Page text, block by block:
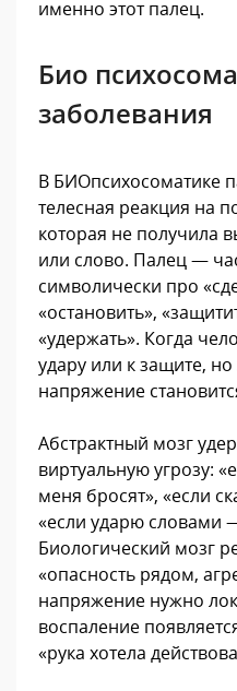
именно этот палец.
Био
заболевания
В БИОпсихосоматике
телесная реакция на
которая не получила
или слово. Палец —
символически про
«остановить»,
«удержать». Когда
удару или к защите,
напряжение
Абстрактный мозг
виртуальную угрозу:
меня бросят», «если
«если ударю словами
Биологический мозг
«опасность рядом,
напряжение нужно
воспаление
«рука хотела